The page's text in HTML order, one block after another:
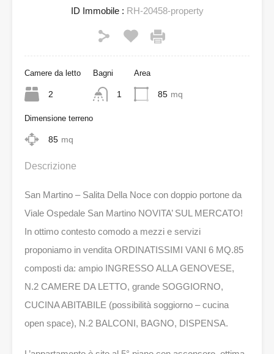
ID Immobile : RH-20458-property
Camere da letto
2
Bagni
1
Area
85 mq
Dimensione terreno
85 mq
Descrizione
San Martino – Salita Della Noce con doppio portone da
Viale Ospedale San Martino NOVITA’ SUL MERCATO!
In ottimo contesto comodo a mezzi e servizi
proponiamo in vendita ORDINATISSIMI VANI 6 MQ.85
composti da: ampio INGRESSO ALLA GENOVESE,
N.2 CAMERE DA LETTO, grande SOGGIORNO,
CUCINA ABITABILE (possibilità soggiorno – cucina
open space), N.2 BALCONI, BAGNO, DISPENSA.